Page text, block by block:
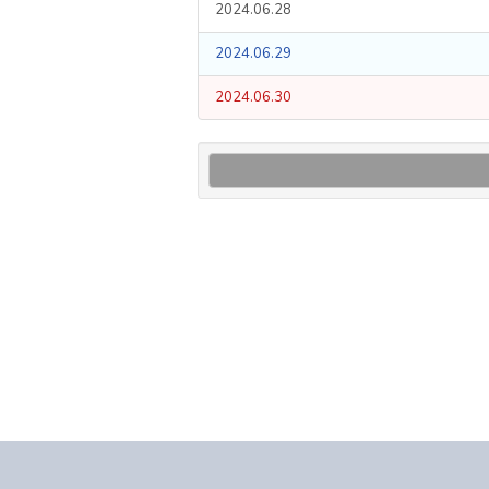
2024.06.28
2024.06.29
2024.06.30